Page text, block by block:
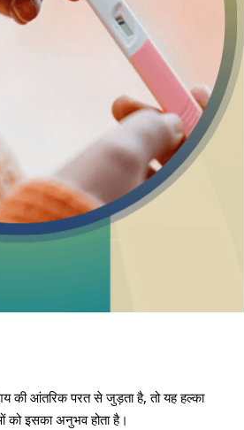
की आंतरिक परत से जुड़ता है, तो यह हल्का
को इसका अनुभव होता है।